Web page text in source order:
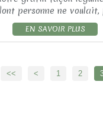
personne ne voulait,
EN SAVOIR PLUS
<< < 1 2